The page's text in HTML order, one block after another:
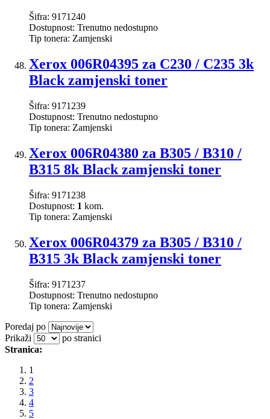
Šifra: 9171240
Dostupnost: Trenutno nedostupno
Tip tonera: Zamjenski
Xerox 006R04395 za C230 / C235 3k
Black zamjenski toner
Šifra: 9171239
Dostupnost: Trenutno nedostupno
Tip tonera: Zamjenski
Xerox 006R04380 za B305 / B310 /
B315 8k Black zamjenski toner
Šifra: 9171238
Dostupnost: 1 kom.
Tip tonera: Zamjenski
Xerox 006R04379 za B305 / B310 /
B315 3k Black zamjenski toner
Šifra: 9171237
Dostupnost: Trenutno nedostupno
Tip tonera: Zamjenski
Poredaj po
Prikaži
po stranici
Stranica:
1
2
3
4
5